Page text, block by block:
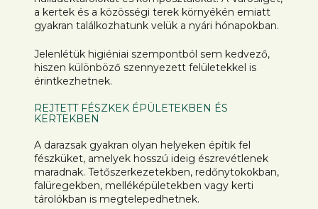
a kertek és a közösségi terek környékén emiatt
gyakran találkozhatunk velük a nyári hónapokban.
Jelenlétük higiéniai szempontból sem kedvező,
hiszen különböző szennyezett felületekkel is
érintkezhetnek.
REJTETT FÉSZKEK ÉPÜLETEKBEN ÉS
KERTEKBEN
A darazsak gyakran olyan helyeken építik fel
fészküket, amelyek hosszú ideig észrevétlenek
maradnak. Tetőszerkezetekben, redőnytokokban,
falüregekben, melléképületekben vagy kerti
tárolókban is megtelepedhetnek.